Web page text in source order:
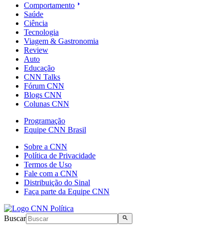
Comportamento
Saúde
Ciência
Tecnologia
Viagem & Gastronomia
Review
Auto
Educação
CNN Talks
Fórum CNN
Blogs CNN
Colunas CNN
Programação
Equipe CNN Brasil
Sobre a CNN
Política de Privacidade
Termos de Uso
Fale com a CNN
Distribuição do Sinal
Faça parte da Equipe CNN
Buscar